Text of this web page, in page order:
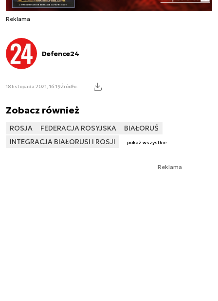
Reklama
Defence24
18 listopada 2021, 16:19Źródło:
Zobacz również
ROSJA FEDERACJA ROSYJSKA
BIAŁORUŚ
INTEGRACJA BIAŁORUSI I ROSJI
pokaż wszystkie
Reklama